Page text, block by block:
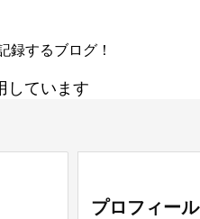
録するブログ！
しています
プロフィール